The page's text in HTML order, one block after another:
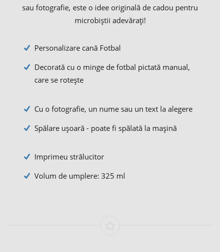
sau fotografie, este o idee originală de cadou pentru
microbiștii adevărați!
Personalizare cană Fotbal
Decorată cu o minge de fotbal pictată manual,
care se rotește
Cu o fotografie, un nume sau un text la alegere
Spălare ușoară - poate fi spălată la mașină
Imprimeu strălucitor
Volum de umplere: 325 ml